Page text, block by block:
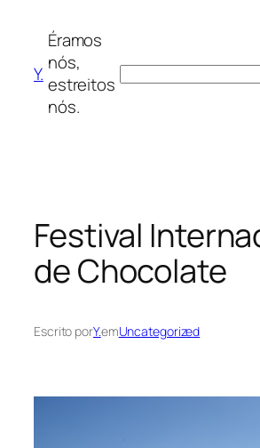
conteúdo
Y.
Éramos
nós,
estreitos
nós.
Festival
de Chocolate
Escrito porY.emUncategorized